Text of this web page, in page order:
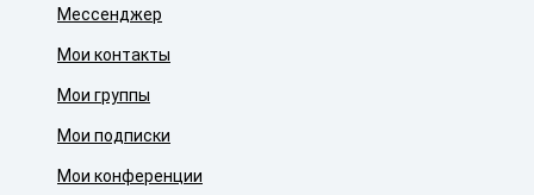
Мессенджер
Мои контакты
Мои группы
Мои подписки
Мои конференции